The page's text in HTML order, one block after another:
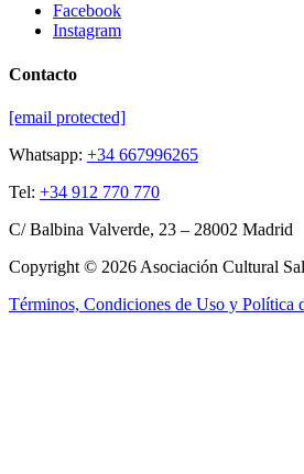
Facebook
Instagram
Contacto
[email protected]
Whatsapp: +34 667996265
Tel: +34 912 770 770
C/ Balbina Valverde, 23 – 28002 Madrid
Copyright © 2026 Asociación Cultural
Términos, Condiciones de Uso y Política